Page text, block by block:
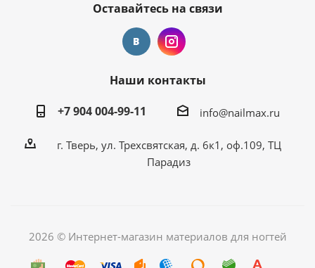
Оставайтесь на связи
Наши контакты
+7 904 004-99-11
info@nailmax.ru
г. Тверь, ул. Трехсвятская, д. 6к1, оф.109, ТЦ
Парадиз
2026 © Интернет-магазин материалов для ногтей